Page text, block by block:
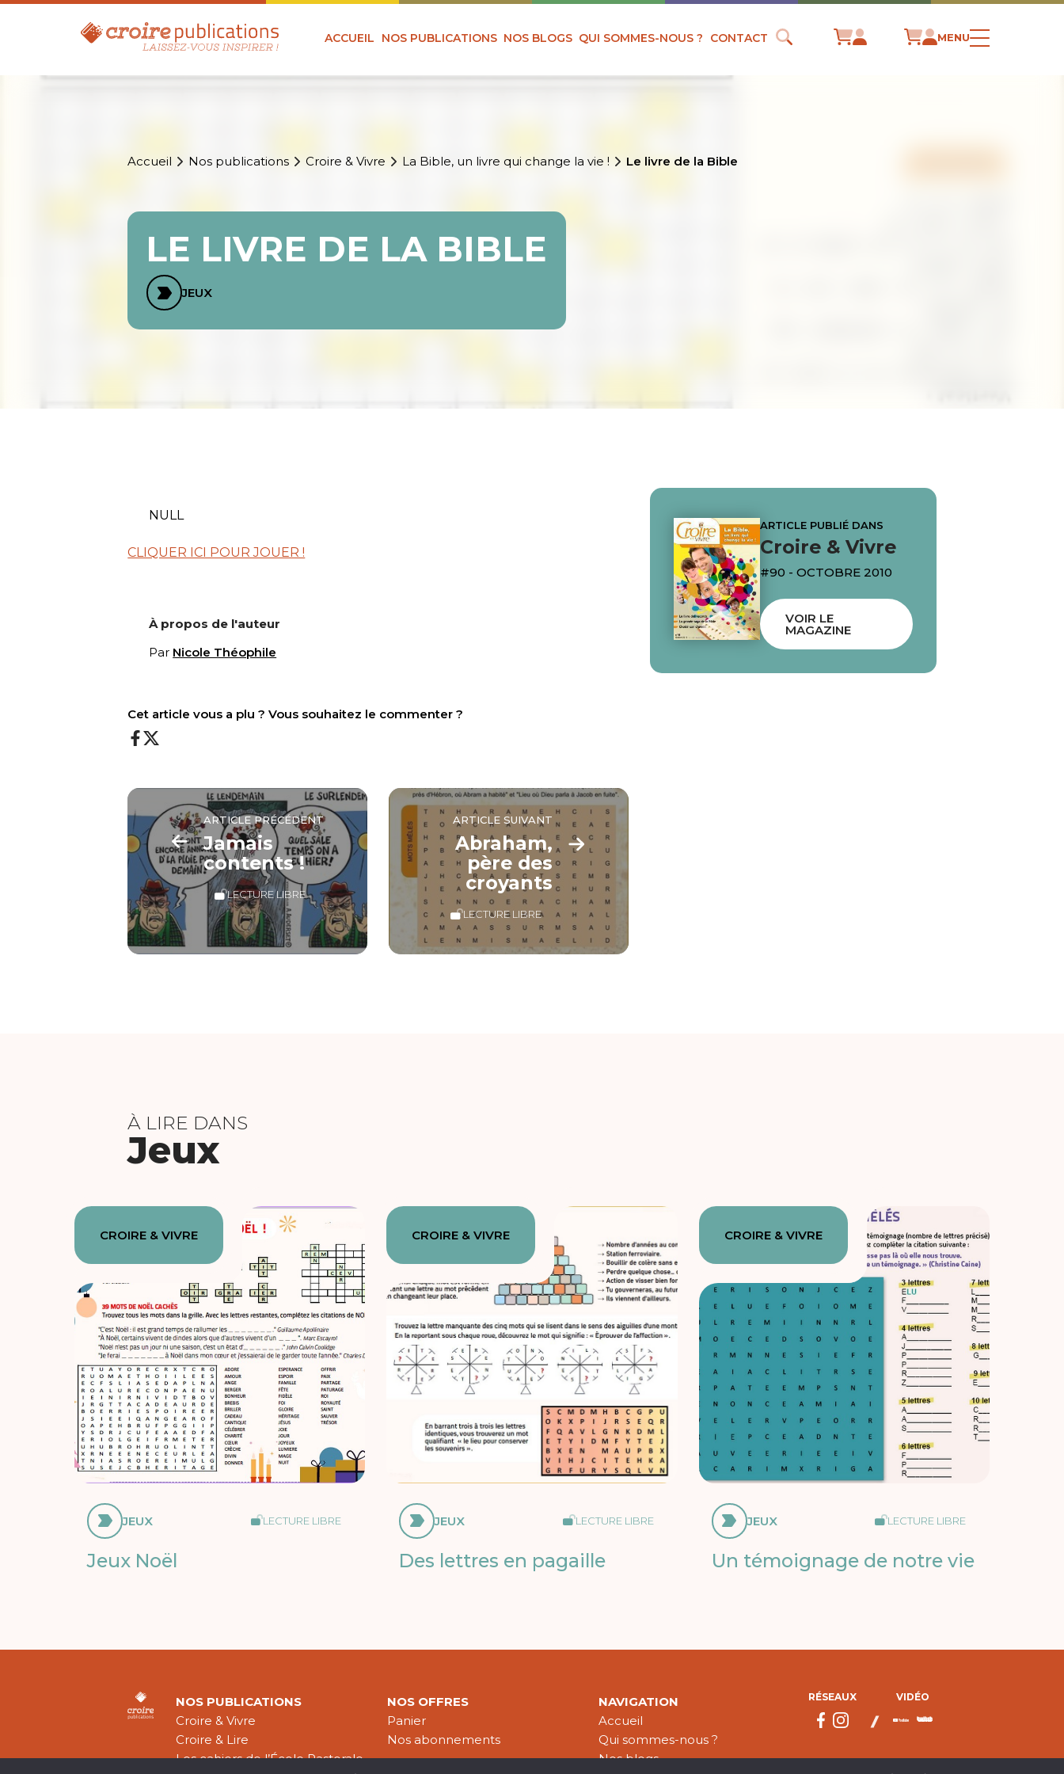
ACCUEIL NOS PUBLICATIONS NOS BLOGS QUI SOMMES-NOUS ? CONTACT MENU
Accueil Nos publications Croire & Vivre La Bible, un livre qui change la vie ! Le livre de la Bible
LE LIVRE DE LA BIBLE
JEUX
NULL
CLIQUER ICI POUR JOUER !
À propos de l'auteur
Par Nicole Théophile
Cet article vous a plu ? Vous souhaitez le commenter ?
ARTICLE PRÉCÉDENT
Jamais
contents !
LECTURE LIBRE
ARTICLE SUIVANT
Abraham,
père des
croyants
LECTURE LIBRE
ARTICLE PUBLIÉ DANS
Croire & Vivre
#90 - OCTOBRE 2010
VOIR LE
MAGAZINE
À LIRE DANS
Jeux
CROIRE & VIVRE
JEUX LECTURE LIBRE
Jeux Noël
CROIRE & VIVRE
JEUX LECTURE LIBRE
Des lettres en pagaille
CROIRE & VIVRE
JEUX LECTURE LIBRE
Un témoignage de notre vie
NOS PUBLICATIONS
Croire & Vivre
Croire & Lire
Les cahiers de l’École Pastorale
NOS OFFRES
Panier
Nos abonnements
NAVIGATION
Accueil
Qui sommes-nous ?
Nos blogs
RÉSEAUX VIDÉO